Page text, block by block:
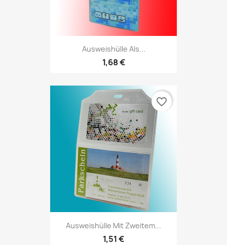
Ausweishülle Als...
1,68 €
Ausweishülle Mit Zweitem...
1,51 €
favorite_border